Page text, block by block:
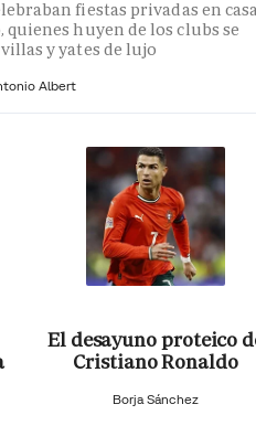
fiestas privadas en
quienes huyen de los clubs se
y yates de lujo
Albert
El desayuno proteico
Cristiano Ronaldo
Borja Sánchez